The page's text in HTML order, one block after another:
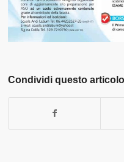
Condividi questo articolo